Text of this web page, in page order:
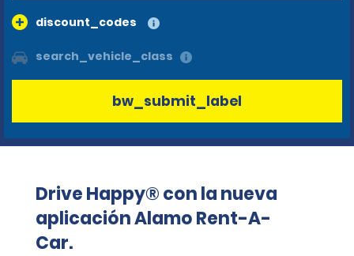
discount_codes
search_vehicle_class
bw_submit_label
Drive Happy® con la nueva
aplicación Alamo Rent-A-
Car.